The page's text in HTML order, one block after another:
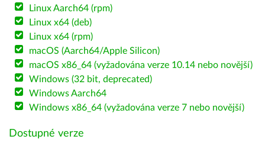
Linux Aarch64 (rpm)
Linux x64 (deb)
Linux x64 (rpm)
macOS (Aarch64/Apple Silicon)
macOS x86_64 (vyžadována verze 10.14 nebo novější)
Windows (32 bit, deprecated)
Windows Aarch64
Windows x86_64 (vyžadována verze 7 nebo novější)
Dostupné verze